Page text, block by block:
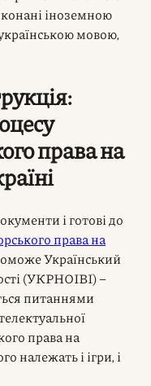
іноземною
мовою,
права на
і готові до
права на
Український
(УКРНОІВІ) –
питаннями
права на
належать і ігри, і